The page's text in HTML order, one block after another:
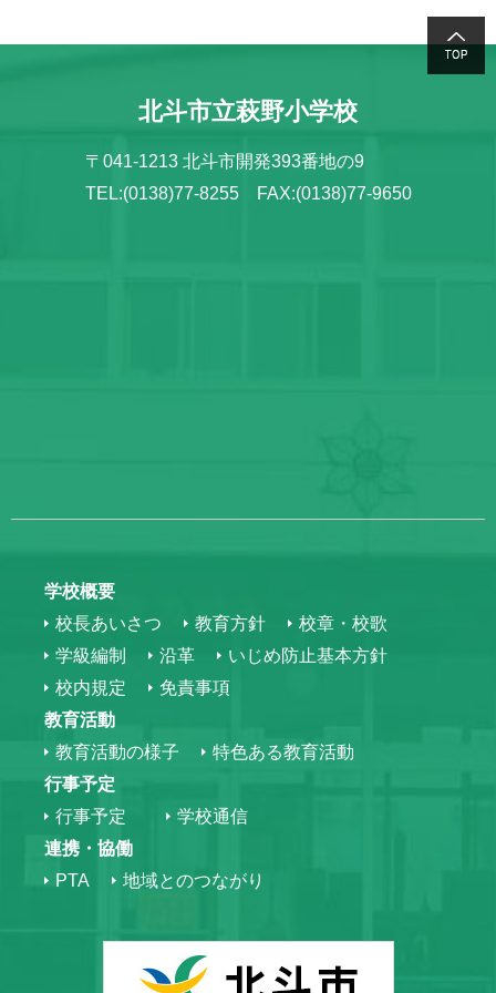
北斗市立萩野小学校
〒041-1213 北斗市開発393番地の9
TEL:(0138)77-8255 FAX:(0138)77-9650
学校概要
校長あいさつ
教育方針
校章・校歌
学級編制
沿革
いじめ防止基本方針
校内規定
免責事項
教育活動
教育活動の様子
特色ある教育活動
行事予定
行事予定
学校通信
連携・協働
PTA
地域とのつながり